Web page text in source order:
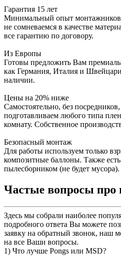
Гарантия 15 лет
Минимальный опыт
не сомневаемся в качестве
все гарантию по договору.
Из Европы
Готовы предложить Вам
как Германия, Италия и
наличии.
Цены на 20% ниже
Самостоятельно, без
подготавливаем любого типа
комнату. Собственное
Безопасный монтаж
Для работы используем только
композитные баллоны. Также
пылесборником (не будет мусора).
Частые вопросы про
Здесь мы собрали наиболее
подробного ответа Вы можете
заявку на обратный звонок, наш
на все Ваши вопросы.
1) Что лучше Pongs или MSD?